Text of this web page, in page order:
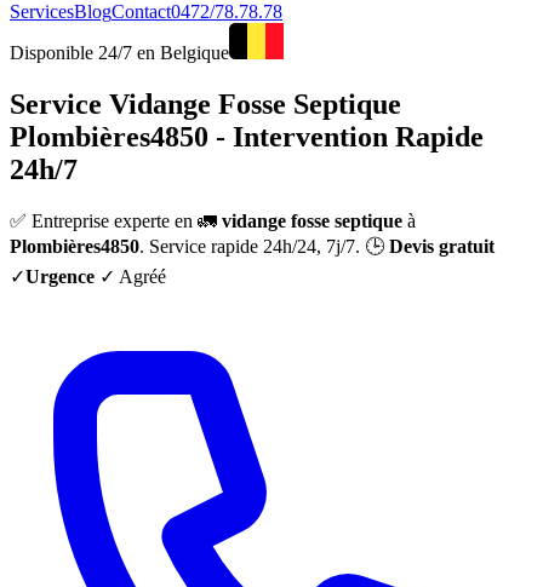
ServicesBlogContact0472/78.78.78
Disponible 24/7 en Belgique
Service Vidange Fosse Septique
Plombières4850 - Intervention Rapide
24h/7
✅ Entreprise experte en 🚛 vidange fosse septique à
Plombières4850. Service rapide 24h/24, 7j/7. 🕒 Devis gratuit
✓Urgence ✓ Agréé